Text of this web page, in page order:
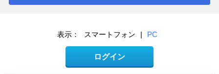
表示： スマートフォン | PC
ログイン